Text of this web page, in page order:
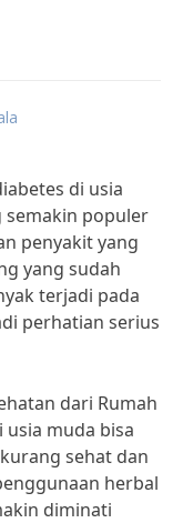
di usia
semakin populer
penyakit yang
yang sudah
terjadi pada
perhatian serius
dari Rumah
usia muda bisa
sehat dan
herbal
diminati